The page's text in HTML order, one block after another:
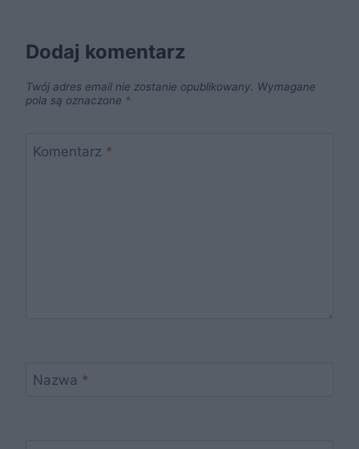
Dodaj komentarz
Twój adres email nie zostanie opublikowany. Wymagane
pola są oznaczone *
Komentarz *
Nazwa *